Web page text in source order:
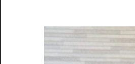
キ
ッ
プ
理
想